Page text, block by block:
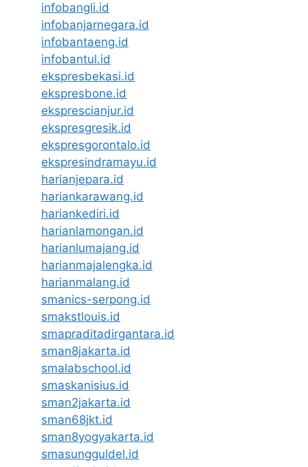
infobangli.id
infobanjarnegara.id
infobantaeng.id
infobantul.id
ekspresbekasi.id
ekspresbone.id
eksprescianjur.id
ekspresgresik.id
ekspresgorontalo.id
ekspresindramayu.id
harianjepara.id
hariankarawang.id
hariankediri.id
harianlamongan.id
harianlumajang.id
harianmajalengka.id
harianmalang.id
smanics-serpong.id
smakstlouis.id
smapraditadirgantara.id
sman8jakarta.id
smalabschool.id
smaskanisius.id
sman2jakarta.id
sman68jkt.id
sman8yogyakarta.id
smasungguldel.id